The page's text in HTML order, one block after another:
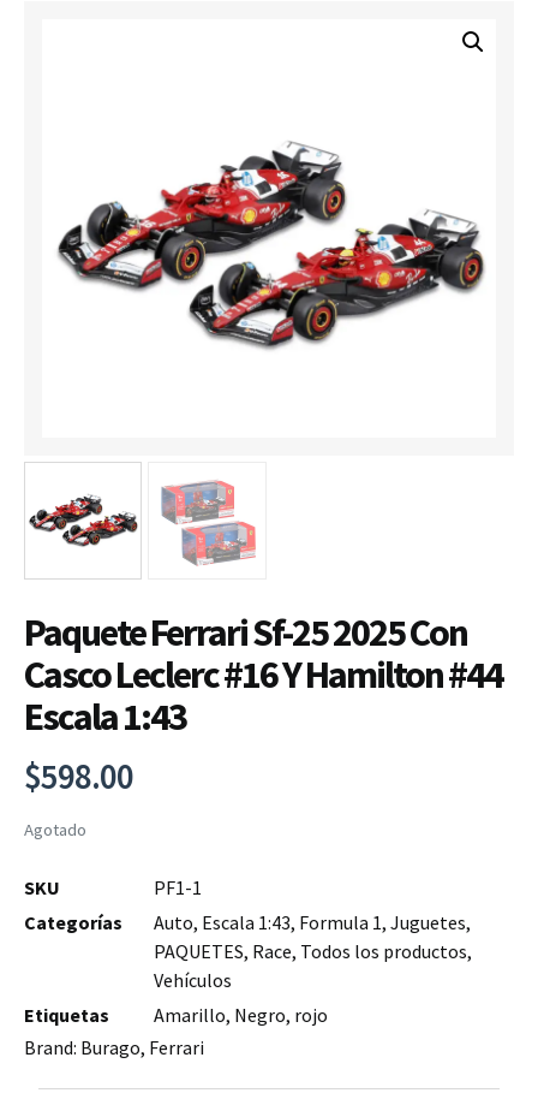
Paquete Ferrari Sf-25 2025 Con
Casco Leclerc #16 Y Hamilton #44
Escala 1:43
$598.00
Agotado
SKU
PF1-1
Categorías
Auto, Escala 1:43, Formula 1, Juguetes,
PAQUETES, Race, Todos los productos,
Vehículos
Etiquetas
Amarillo, Negro, rojo
Brand: Burago, Ferrari